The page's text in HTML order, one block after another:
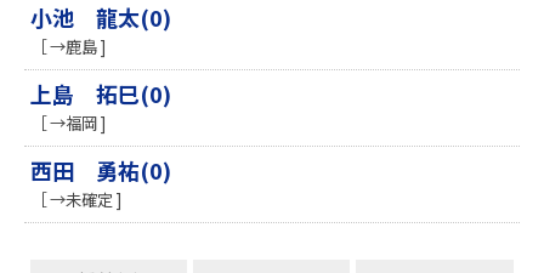
小池 龍太(0)
［ →鹿島 ]
上島 拓巳(0)
［ →福岡 ]
西田 勇祐(0)
［ →未確定 ]